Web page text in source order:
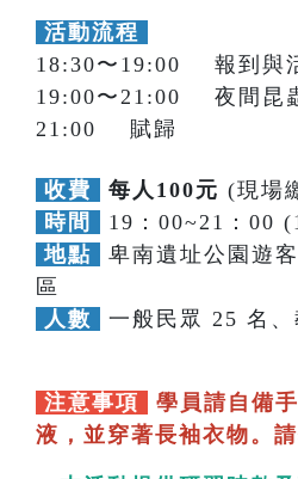
活動流程
18:30〜19:00 報到與
19:00〜21:00 夜間昆
21:00 賦歸
收費 每人100元 (現場
時間
19：00~21：00
地點
卑南遺址公園遊
區
人數
一般民眾 25 名、
注意事項
學員請自備
液，並穿著長袖衣物。